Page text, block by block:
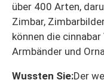
über 400 Arten,
Zimbar,
können die
Armbänder und
Wussten Sie:Der